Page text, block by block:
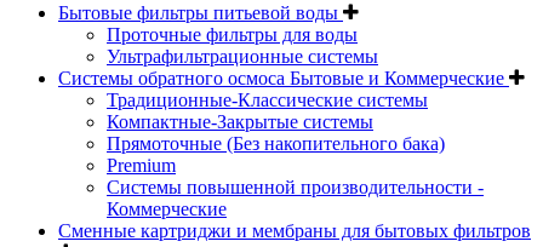
Бытовые фильтры питьевой воды
Проточные фильтры для воды
Ультрафильтрационные системы
Системы обратного осмоса Бытовые и Коммерческие
Традиционные-Классические системы
Компактные-Закрытые системы
Прямоточные (Без накопительного бака)
Premium
Системы повышенной производительности -
Коммерческие
Сменные картриджи и мембраны для бытовых фильтров